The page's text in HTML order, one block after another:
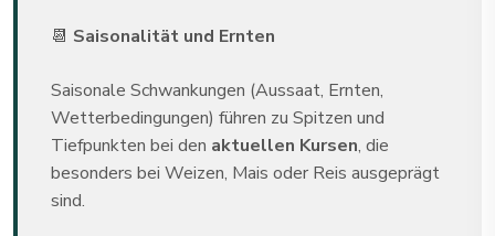
📆 Saisonalität und Ernten
Saisonale Schwankungen (Aussaat, Ernten,
Wetterbedingungen) führen zu Spitzen und
Tiefpunkten bei den aktuellen Kursen, die
besonders bei Weizen, Mais oder Reis ausgeprägt
sind.